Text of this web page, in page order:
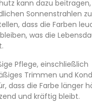
kann dazu
Sonnenstrahlen
dass die Farben
was die
Pflege, einschließlich
Trimmen und
dass die Farbe länger
und kräftig bleibt.